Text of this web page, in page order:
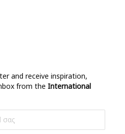
and receive inspiration,
from the International